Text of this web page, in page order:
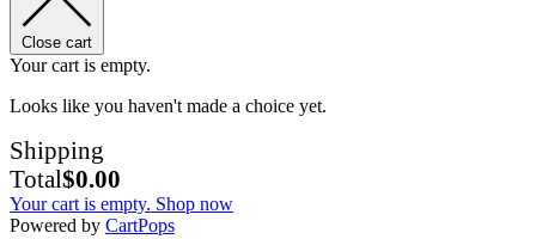
Close cart
Your cart is empty.
Looks like you haven't made a choice yet.
Shipping
Total$0.00
Your cart is empty. Shop now
Powered by CartPops(opens